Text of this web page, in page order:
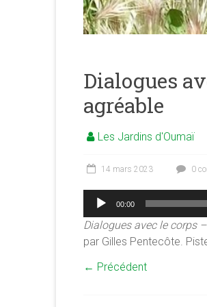
association
<b/>sophrologie,
psychologie
des
ressources
Dialogues
agréable
Les Jardins d'Oumaï
14 mars 2023 0
Lecteur
audio
00:00
Dialogues avec le corps
par Gilles Pentecôte.
← Précédent